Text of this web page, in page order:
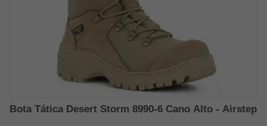
Bota Tática Desert Storm 8990-6 Cano Alto - Airstep